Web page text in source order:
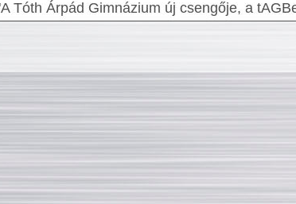
Tóth Árpád Gimnázium új csengője, a